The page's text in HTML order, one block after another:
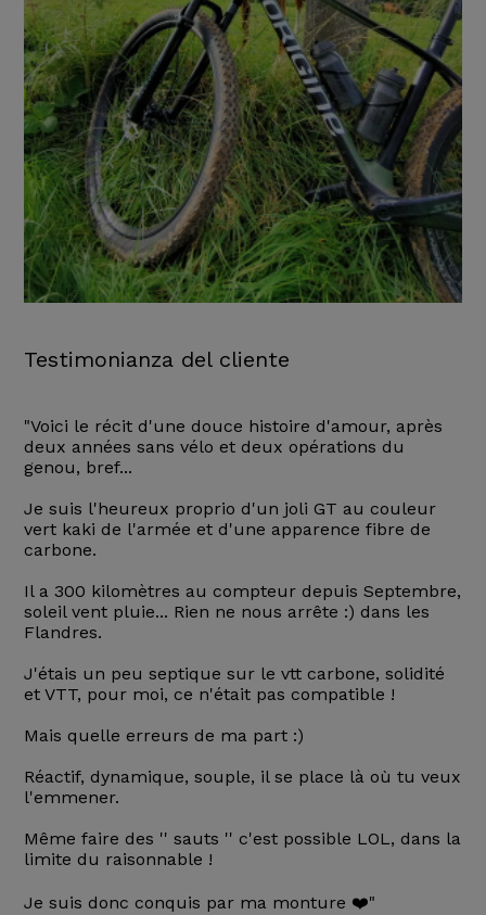
Testimonianza del cliente
"Voici le récit d'une douce histoire d'amour, après
deux années sans vélo et deux opérations du
genou, bref...
Je suis l'heureux proprio d'un joli GT au couleur
vert kaki de l'armée et d'une apparence fibre de
carbone.
Il a 300 kilomètres au compteur depuis Septembre,
soleil vent pluie... Rien ne nous arrête :) dans les
Flandres.
J'étais un peu septique sur le vtt carbone, solidité
et VTT, pour moi, ce n'était pas compatible !
Mais quelle erreurs de ma part :)
Réactif, dynamique, souple, il se place là où tu veux
l'emmener.
Même faire des '' sauts '' c'est possible LOL, dans la
limite du raisonnable !
Je suis donc conquis par ma monture ❤️"